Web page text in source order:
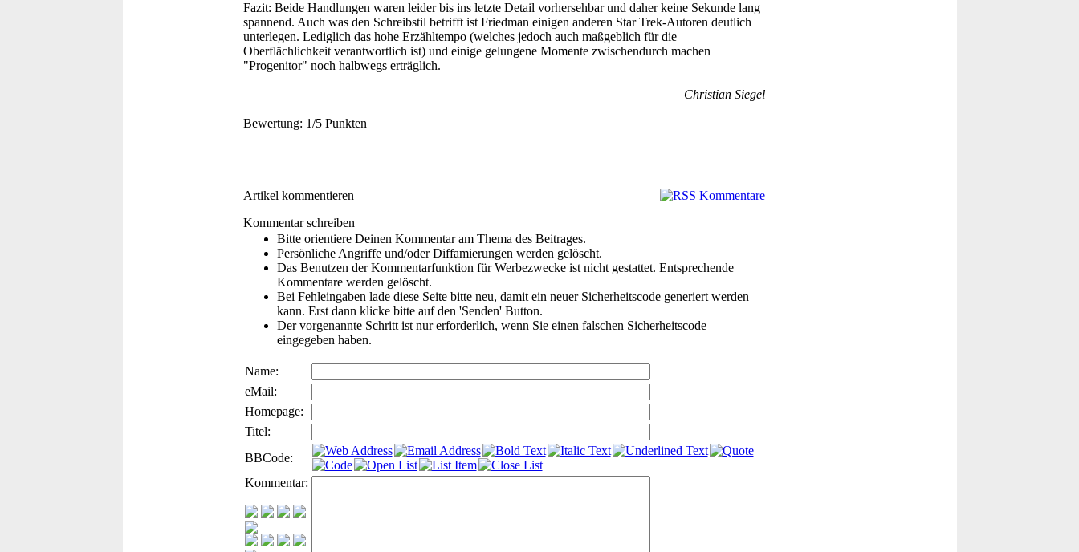
Fazit: Beide Handlungen waren leider bis ins letzte Detail vorhersehbar und daher keine Sekunde lang
spannend. Auch was den Schreibstil betrifft ist Friedman einigen anderen Star Trek-Autoren deutlich
unterlegen. Lediglich das hohe Erzähltempo (welches jedoch auch maßgeblich für die
Oberflächlichkeit verantwortlich ist) und einige gelungene Momente zwischendurch machen
"Progenitor" noch halbwegs erträglich.
Christian Siegel
Bewertung: 1/5 Punkten
Artikel kommentieren
Kommentar schreiben
Bitte orientiere Deinen Kommentar am Thema des Beitrages.
Persönliche Angriffe und/oder Diffamierungen werden gelöscht.
Das Benutzen der Kommentarfunktion für Werbezwecke ist nicht gestattet. Entsprechende
Kommentare werden gelöscht.
Bei Fehleingaben lade diese Seite bitte neu, damit ein neuer Sicherheitscode generiert werden
kann. Erst dann klicke bitte auf den 'Senden' Button.
Der vorgenannte Schritt ist nur erforderlich, wenn Sie einen falschen Sicherheitscode
eingegeben haben.
Name:
eMail:
Homepage:
Titel:
BBCode:
Kommentar: